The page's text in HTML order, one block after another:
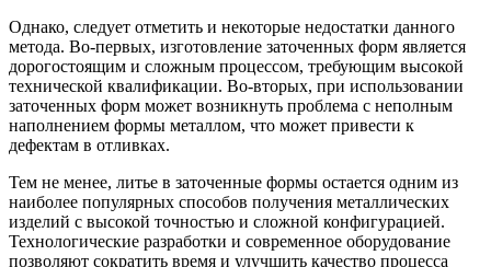
Однако, следует отметить и некоторые недостатки данного
метода. Во-первых, изготовление заточенных форм является
дорогостоящим и сложным процессом, требующим высокой
технической квалификации. Во-вторых, при использовании
заточенных форм может возникнуть проблема с неполным
наполнением формы металлом, что может привести к
дефектам в отливках.
Тем не менее, литье в заточенные формы остается одним из
наиболее популярных способов получения металлических
изделий с высокой точностью и сложной конфигурацией.
Технологические разработки и современное оборудование
позволяют сократить время и улучшить качество процесса